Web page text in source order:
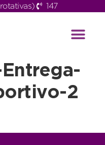
147
Entrega-
2